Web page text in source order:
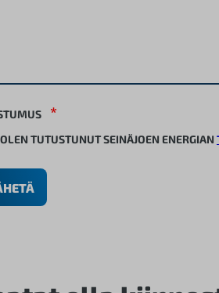
*
OLEN TUTUSTUNUT SEINÄJOEN ENERGIAN